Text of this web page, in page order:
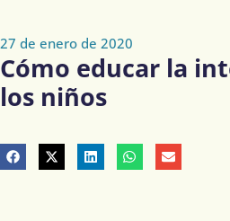
27 de enero de 2020
Cómo educar la
los niños